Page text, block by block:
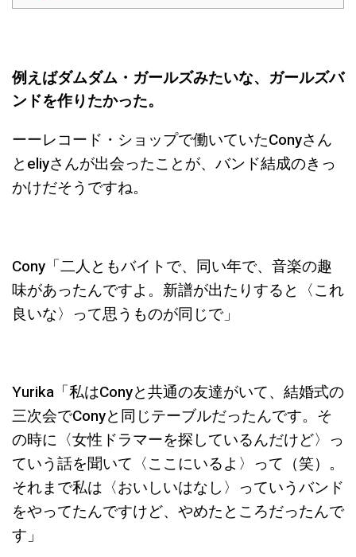
例えばダムダム・ガールズみたいな、ガールズバ
ンドを作りたかった。
ーーレコード・ショップで働いていたConyさん
とeliyさんが出会ったことが、バンド結成のきっ
かけだそうですね。
Cony「二人ともバイトで、同い年で、音楽の趣
味があったんですよ。新譜が出たりすると〈これ
良いな〉って思うものが同じで」
Yurika「私はConyと共通の友達がいて、結婚式の
三次会でConyと同じテーブルだったんです。そ
の時に〈女性ドラマーを探しているんだけど〉っ
ていう話を聞いて〈ここにいるよ〉って（笑）。
それまで私は〈おいしいはなし〉っていうバンド
をやってたんですけど、やめたところだったんで
す」